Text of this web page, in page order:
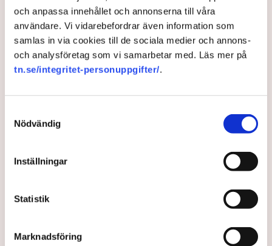
och anpassa innehållet och annonserna till våra
användare. Vi vidarebefordrar även information som
samlas in via cookies till de sociala medier och annons-
och analysföretag som vi samarbetar med. Läs mer på
tn.se/integritet-personuppgifter/.
Nödvändig
Inställningar
Statistik
Marknadsföring
Svensk Turism: Dags att sluta
enligt Svensk Turism.